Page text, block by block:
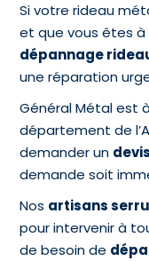
Si votre rideau
et que vous êtes à
dépannage
une réparation
Général Métal est
département de
demander un
demande soit
Nos artisans
pour intervenir à
de besoin de